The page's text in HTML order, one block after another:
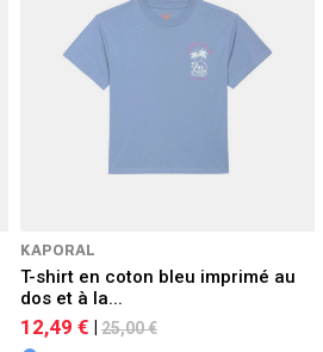
KAPORAL
T-shirt en coton bleu imprimé au
dos et à la...
12,49 € 25,00 €